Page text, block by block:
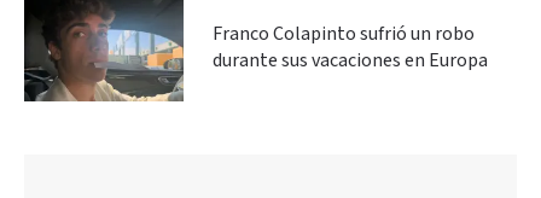
Franco Colapinto sufrió un robo
durante sus vacaciones en Europa